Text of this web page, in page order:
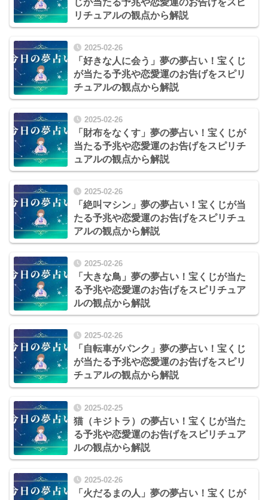
リチュアルの観点から解説
2025-02-26
「好きな人に会う」夢の夢占い！宝くじ
が当たる予兆や恋愛運のお告げをスピリ
チュアルの観点から解説
2025-02-26
「財布をなくす」夢の夢占い！宝くじが
当たる予兆や恋愛運のお告げをスピリチ
ュアルの観点から解説
2025-02-26
「絶叫マシン」夢の夢占い！宝くじが当
たる予兆や恋愛運のお告げをスピリチュ
アルの観点から解説
2025-02-26
「大きな鳥」夢の夢占い！宝くじが当た
る予兆や恋愛運のお告げをスピリチュア
ルの観点から解説
2025-02-26
「自転車がパンク」夢の夢占い！宝くじ
が当たる予兆や恋愛運のお告げをスピリ
チュアルの観点から解説
2025-02-25
猫（キジトラ）の夢占い！宝くじが当た
る予兆や恋愛運のお告げをスピリチュア
ルの観点から解説
2025-02-26
「火だるまの人」夢の夢占い！宝くじが